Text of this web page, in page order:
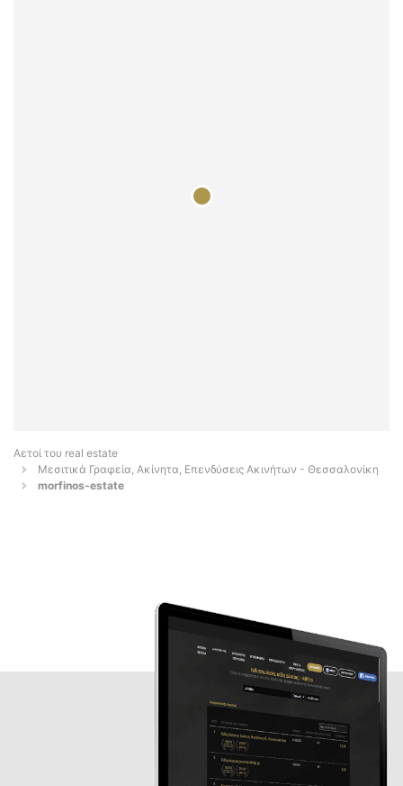
Αετοί του real estate
Μεσιτικά Γραφεία, Ακίνητα, Επενδύσεις Ακινήτων - Θεσσαλονίκη
morfinos-estate